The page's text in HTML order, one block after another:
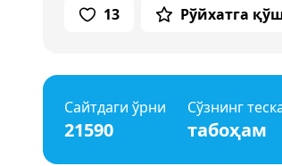
13 Рўйхатга
Сайтдаги ўрни
21590
Сўзнинг
табоҳам